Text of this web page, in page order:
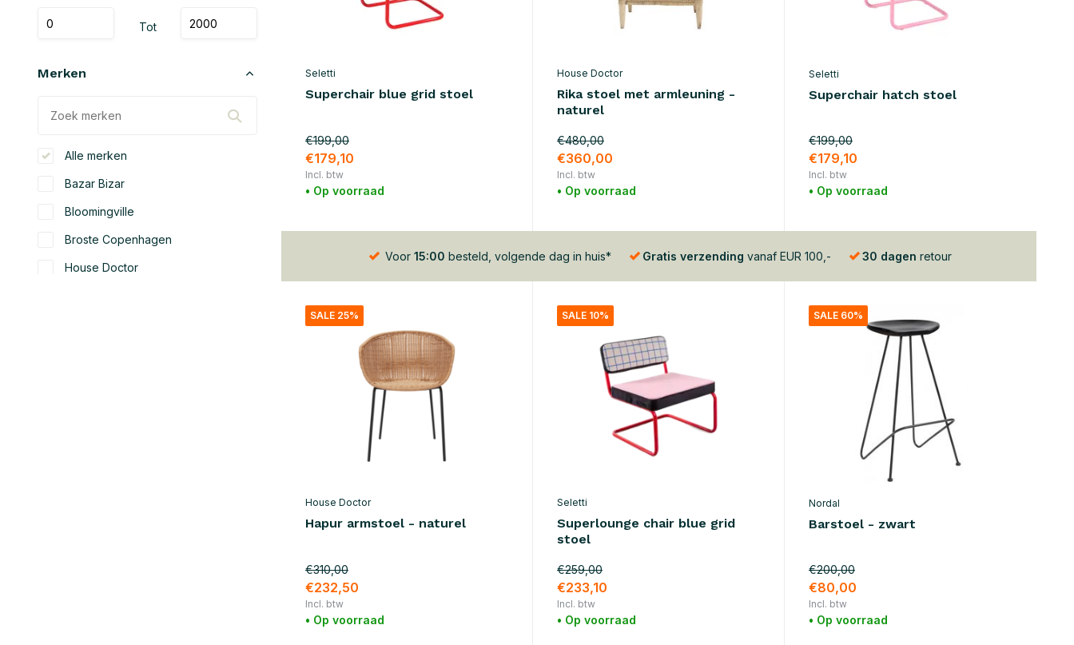
Tot
Merken
Alle merken
Bazar Bizar
Bloomingville
Broste Copenhagen
House Doctor
Seletti
Superchair blue grid stoel
€199,00
€179,10
Incl. btw
• Op voorraad
House Doctor
Rika stoel met armleuning -
naturel
€480,00
€360,00
Incl. btw
• Op voorraad
Seletti
Superchair hatch stoel
€199,00
€179,10
Incl. btw
• Op voorraad
Voor 15:00 besteld, volgende dag in huis* Gratis verzending vanaf EUR 100,- 30 dagen retour
SALE 25%
House Doctor
Hapur armstoel - naturel
€310,00
€232,50
Incl. btw
• Op voorraad
SALE 10%
Seletti
Superlounge chair blue grid
stoel
€259,00
€233,10
Incl. btw
• Op voorraad
SALE 60%
Nordal
Barstoel - zwart
€200,00
€80,00
Incl. btw
• Op voorraad